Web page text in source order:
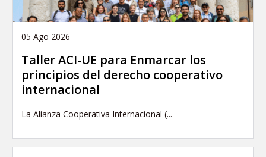
05 Ago 2026
Taller ACI-UE para Enmarcar los
principios del derecho cooperativo
internacional
La Alianza Cooperativa Internacional (...